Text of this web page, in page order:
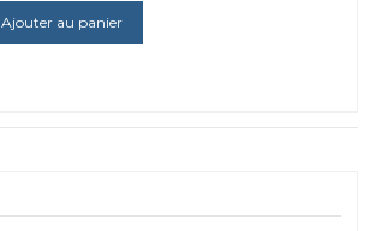
Ajouter au panier